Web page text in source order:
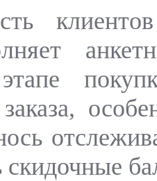
скидочные